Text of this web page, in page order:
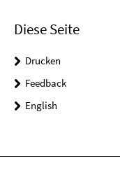
Diese Seite
Drucken
Feedback
English